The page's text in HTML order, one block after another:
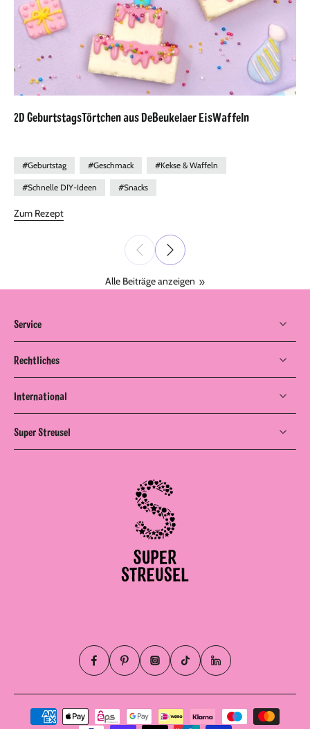
2D GeburtstagsTörtchen aus DeBeukelaer EisWaffeln
#Geburtstag #Geschmack #Kekse & Waffeln
#Schnelle DIY-Ideen #Snacks
Zum Rezept
Alle Beiträge anzeigen
Service
Rechtliches
International
Super Streusel